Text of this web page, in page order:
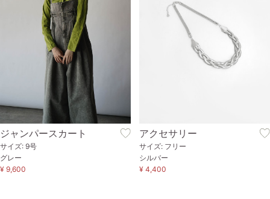
ジャンパースカート
サイズ: 9号
グレー
¥ 9,600
アクセサリー
サイズ: フリー
シルバー
¥ 4,400